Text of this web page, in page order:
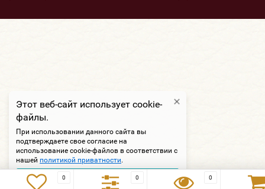
Этот веб-сайт использует cookie-
файлы.
При использовании данного сайта вы
подтверждаете свое согласие на
использование cookie-файлов в соответствии с
нашей политикой приватности.
Подтверждаю
0 0 0